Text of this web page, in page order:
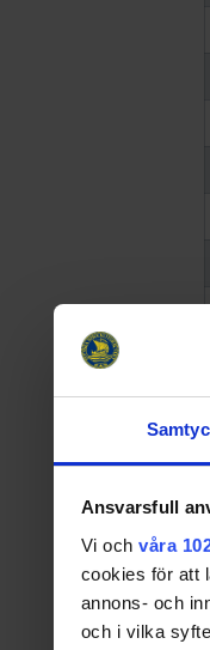
Ansvarsfull
Vi och våra
cookies för att
annons- och
och i vilka